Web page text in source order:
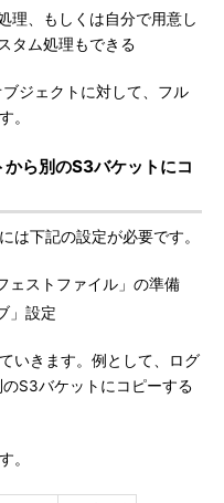
理、もしくは自分で用意し
タム処理もできる
ジェクトに対して、フル
。
ら別のS3バケットにコ
下記の設定が必要です。
ェストファイル」の準備
」設定
いきます。例として、ログ
S3バケットにコピーする
。